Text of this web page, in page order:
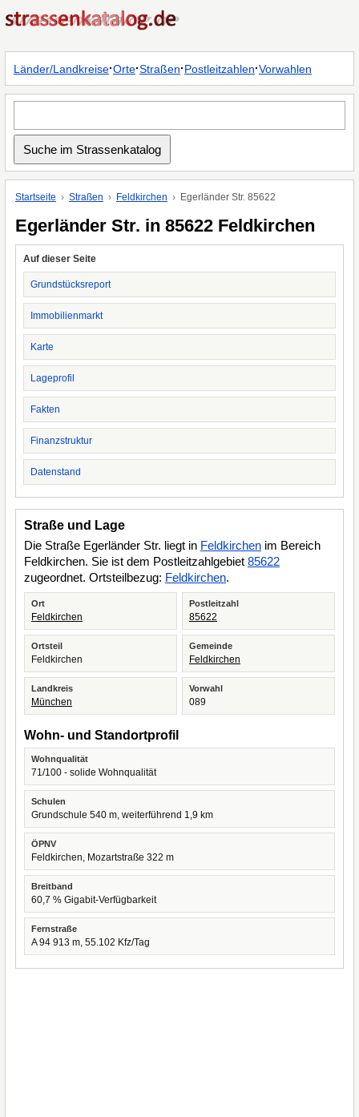
Länder/Landkreise·Orte·Straßen·Postleitzahlen·Vorwahlen
Startseite Straßen Feldkirchen Egerländer Str. 85622
Egerländer Str. in 85622 Feldkirchen
Auf dieser Seite
Grundstücksreport
Immobilienmarkt
Karte
Lageprofil
Fakten
Finanzstruktur
Datenstand
Straße und Lage
Die Straße Egerländer Str. liegt in Feldkirchen im Bereich
Feldkirchen. Sie ist dem Postleitzahlgebiet 85622
zugeordnet. Ortsteilbezug: Feldkirchen.
Ort
Feldkirchen
Postleitzahl
85622
Ortsteil
Feldkirchen
Gemeinde
Feldkirchen
Landkreis
München
Vorwahl
089
Wohn- und Standortprofil
Wohnqualität
71/100 - solide Wohnqualität
Schulen
Grundschule 540 m, weiterführend 1,9 km
ÖPNV
Feldkirchen, Mozartstraße 322 m
Breitband
60,7 % Gigabit-Verfügbarkeit
Fernstraße
A 94 913 m, 55.102 Kfz/Tag